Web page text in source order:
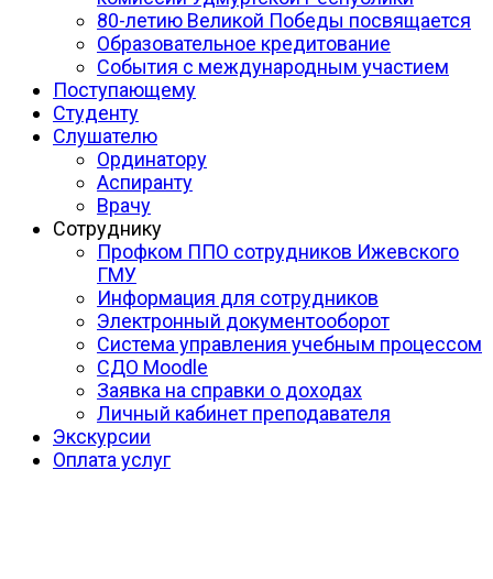
80-летию Великой Победы посвящается
Образовательное кредитование
События с международным участием
Поступающему
Студенту
Слушателю
Ординатору
Аспиранту
Врачу
Сотруднику
Профком ППО сотрудников Ижевского
ГМУ
Информация для сотрудников
Электронный документооборот
Система управления учебным процессом
СДО Moodle
Заявка на справки о доходах
Личный кабинет преподавателя
Экскурсии
Оплата услуг